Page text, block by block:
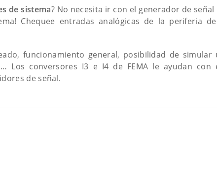
de sistema? No necesita ir con el generador de
Chequee entradas analógicas de la periferia
funcionamiento general, posibilidad de
Los conversores I3 e I4 de FEMA le ayudan con
de señal.